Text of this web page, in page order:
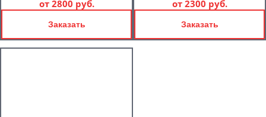
от 2800 руб.
Заказать
от 2300 руб.
Заказать